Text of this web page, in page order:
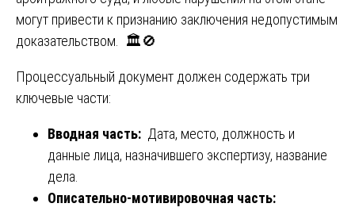
могут привести к признанию заключения недопустимым
доказательством. 🏛️🚫
Процессуальный документ должен содержать три
ключевые части:
Вводная часть: Дата, место, должность и
данные лица, назначившего экспертизу, название
дела.
Описательно-мотивировочная часть: